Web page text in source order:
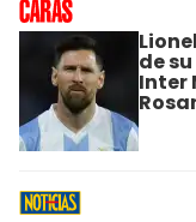
de
Inter